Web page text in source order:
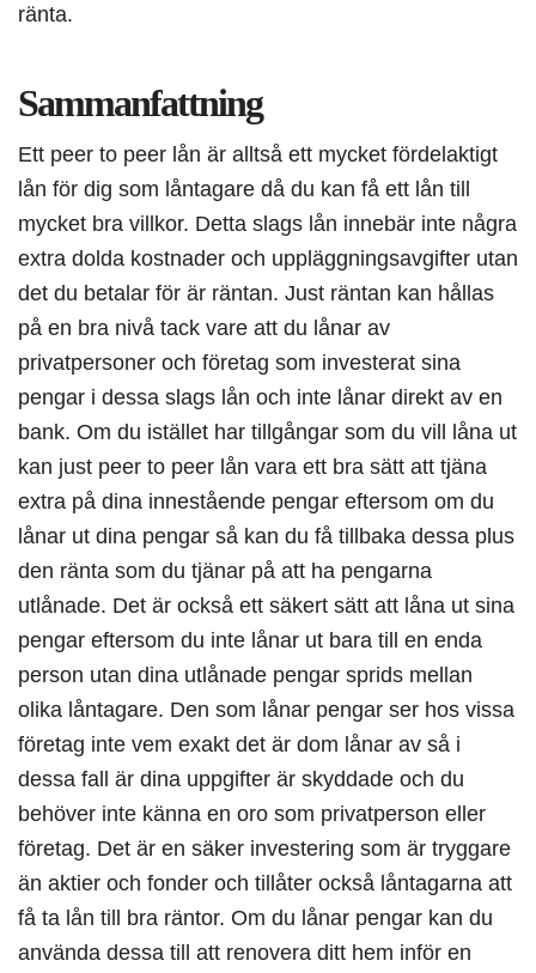
ränta.
Sammanfattning
Ett peer to peer lån är alltså ett mycket fördelaktigt
lån för dig som låntagare då du kan få ett lån till
mycket bra villkor. Detta slags lån innebär inte några
extra dolda kostnader och uppläggningsavgifter utan
det du betalar för är räntan. Just räntan kan hållas
på en bra nivå tack vare att du lånar av
privatpersoner och företag som investerat sina
pengar i dessa slags lån och inte lånar direkt av en
bank. Om du istället har tillgångar som du vill låna ut
kan just peer to peer lån vara ett bra sätt att tjäna
extra på dina innestående pengar eftersom om du
lånar ut dina pengar så kan du få tillbaka dessa plus
den ränta som du tjänar på att ha pengarna
utlånade. Det är också ett säkert sätt att låna ut sina
pengar eftersom du inte lånar ut bara till en enda
person utan dina utlånade pengar sprids mellan
olika låntagare. Den som lånar pengar ser hos vissa
företag inte vem exakt det är dom lånar av så i
dessa fall är dina uppgifter är skyddade och du
behöver inte känna en oro som privatperson eller
företag. Det är en säker investering som är tryggare
än aktier och fonder och tillåter också låntagarna att
få ta lån till bra räntor. Om du lånar pengar kan du
använda dessa till att renovera ditt hem inför en